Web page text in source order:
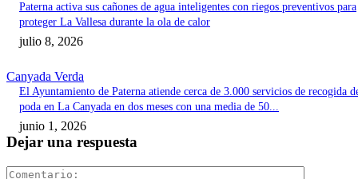
Paterna activa sus cañones de agua inteligentes con riegos preventivos para
proteger La Vallesa durante la ola de calor
julio 8, 2026
Canyada Verda
El Ayuntamiento de Paterna atiende cerca de 3.000 servicios de recogida
poda en La Canyada en dos meses con una media de 50...
junio 1, 2026
Dejar una respuesta